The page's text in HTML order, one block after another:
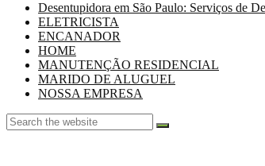
Desentupidora em São Paulo: Serviços de
ELETRICISTA
ENCANADOR
HOME
MANUTENÇÃO RESIDENCIAL
MARIDO DE ALUGUEL
NOSSA EMPRESA